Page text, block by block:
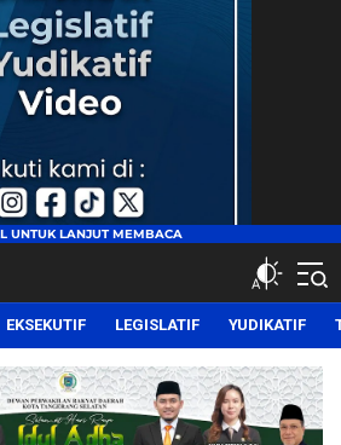
EKSEKUTIF LEGISLATIF YUDIKATIF